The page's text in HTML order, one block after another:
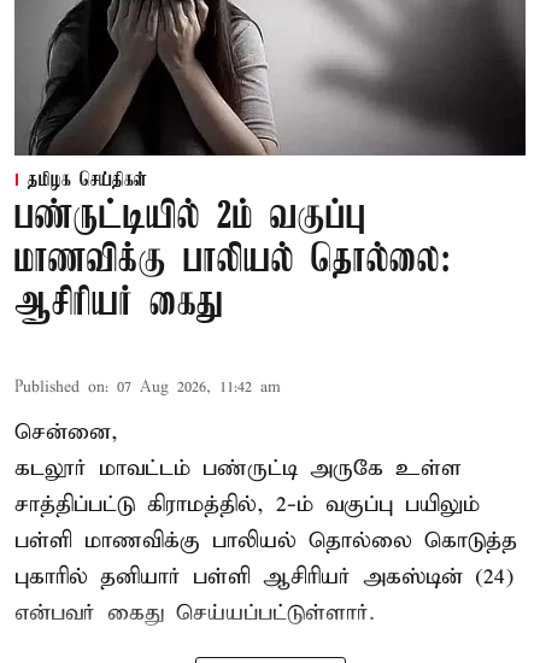
தமிழக செய்திகள்
பண்ருட்டியில் 2ம் வகுப்பு
மாணவிக்கு பாலியல் தொல்லை:
ஆசிரியர் கைது
Published on: 07 Aug 2026, 11:42 am
சென்னை,
கடலூர் மாவட்டம் பண்ருட்டி அருகே உள்ள
சாத்திப்பட்டு கிராமத்தில், 2-ம் வகுப்பு பயிலும்
பள்ளி மாணவிக்கு பாலியல் தொல்லை கொடுத்த
புகாரில் தனியார் பள்ளி ஆசிரியர் அகஸ்டின் (24)
என்பவர் கைது செய்யப்பட்டுள்ளார்.